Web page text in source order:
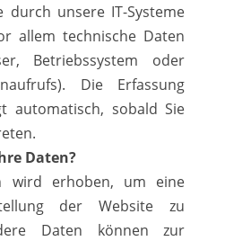
durch unsere IT-Systeme
allem technische Daten
Betriebssystem oder
Die Erfassung
automatisch, sobald Sie
Daten?
wird erhoben, um eine
der Website zu
Daten können zur